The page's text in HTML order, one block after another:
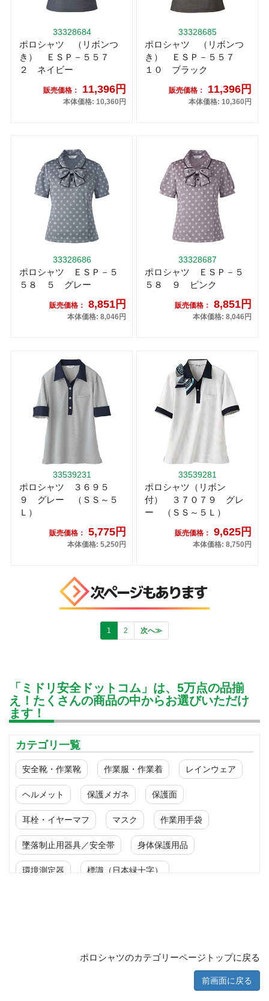
33328684
ポロシャツ （リボンつ
き） ＥＳＰ－５５７
２ ネイビー
販売価格： 11,396円
本体価格: 10,360円
33328685
ポロシャツ （リボンつ
き） ＥＳＰ－５５７
１０ ブラック
販売価格： 11,396円
本体価格: 10,360円
33328686
ポロシャツ ＥＳＰ－５
５８ ５ グレー
販売価格： 8,851円
本体価格: 8,046円
33328687
ポロシャツ ＥＳＰ－５
５８ ９ ピンク
販売価格： 8,851円
本体価格: 8,046円
33539231
ポロシャツ ３６９５
９ グレー （ＳＳ～５
Ｌ）
販売価格： 5,775円
本体価格: 5,250円
33539281
ポロシャツ（リボン
付） ３７０７９ グレ
ー （ＳＳ～５Ｌ）
販売価格： 9,625円
本体価格: 8,750円
1 2 次へ≫
「ミドリ安全ドットコム」は、5万点の品揃
え！たくさんの商品の中からお選びいただけ
ます！
カテゴリ一覧
安全靴・作業靴 作業服・作業着 レインウェア
ヘルメット 保護メガネ 保護面
耳栓・イヤーマフ マスク 作業用手袋
墜落制止用器具／安全帯 身体保護用品
環境測定器 標識（日本緑十字）
保安・保守用品
ポロシャツのカテゴリーページトップに戻る
前画面に戻る